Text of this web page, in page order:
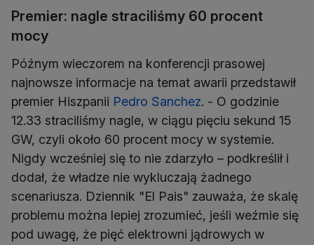
Premier: nagle straciliśmy 60 procent
mocy
Późnym wieczorem na konferencji prasowej
najnowsze informacje na temat awarii przedstawił
premier Hiszpanii Pedro Sanchez. - O godzinie
12.33 straciliśmy nagle, w ciągu pięciu sekund 15
GW, czyli około 60 procent mocy w systemie.
Nigdy wcześniej się to nie zdarzyło – podkreślił i
dodał, że władze nie wykluczają żadnego
scenariusza. Dziennik "El Pais" zauważa, że skalę
problemu można lepiej zrozumieć, jeśli weźmie się
pod uwagę, że pięć elektrowni jądrowych w